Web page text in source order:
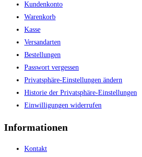
Kundenkonto
Warenkorb
Kasse
Versandarten
Bestellungen
Passwort vergessen
Privatsphäre-Einstellungen ändern
Historie der Privatsphäre-Einstellungen
Einwilligungen widerrufen
Informationen
Kontakt